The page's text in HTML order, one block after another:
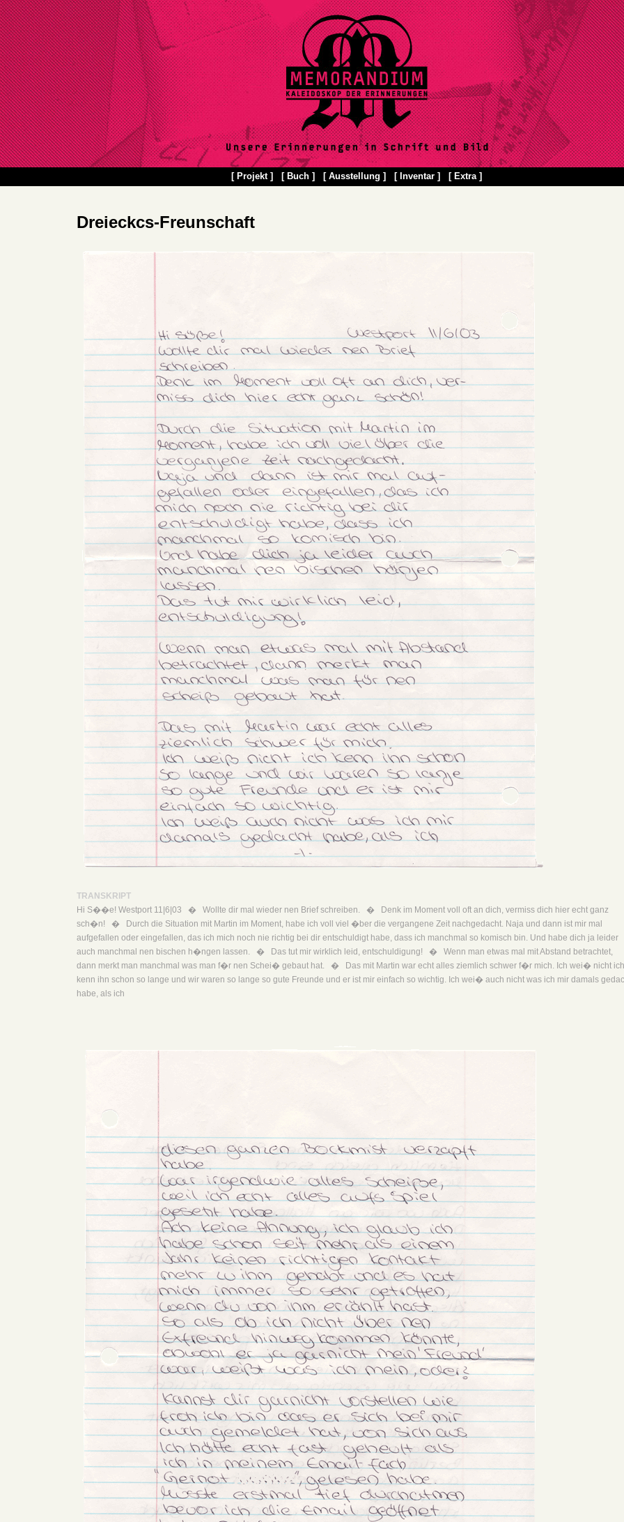
[ Projekt ] [ Buch ] [ Ausstellung ] [ Inventar ] [ Extra ]
Dreieckcs-Freunschaft
TRANSKRIPT
Hi S��e! Westport 11|6|03 � Wollte dir mal wieder nen Brief schreiben. � Denk im Moment voll oft an dich, vermiss dich hier echt ganz
sch�n! � Durch die Situation mit Martin im Moment, habe ich voll viel �ber die vergangene Zeit nachgedacht. Naja und dann ist mir mal
aufgefallen oder eingefallen, das ich mich noch nie richtig bei dir entschuldigt habe, dass ich manchmal so komisch bin. Und habe dich ja leider
auch manchmal nen bischen h�ngen lassen. � Das tut mir wirklich leid, entschuldigung! � Wenn man etwas mal mit Abstand betrachtet,
dann merkt man manchmal was man f�r nen Schei� gebaut hat. � Das mit Martin war echt alles ziemlich schwer f�r mich. Ich wei� nicht ich
kenn ihn schon so lange und wir waren so lange so gute Freunde und er ist mir einfach so wichtig. Ich wei� auch nicht was ich mir damals
habe, als ich